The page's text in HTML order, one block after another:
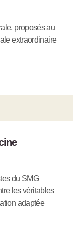
proposés au
extraordinaire
du SMG
les véritables
adaptée